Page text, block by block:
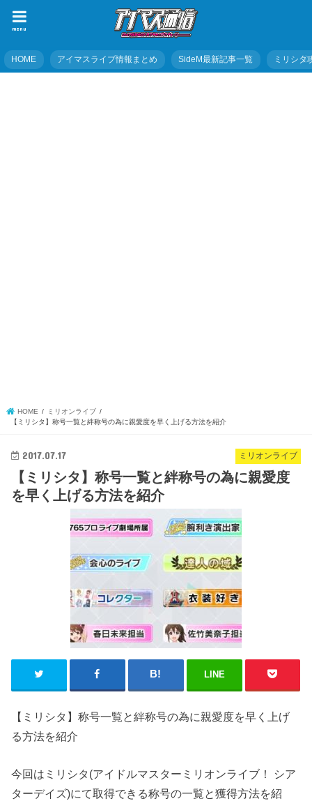
menu
HOME アイマスライブ情報まとめ SideM最新記事一覧 ミリシタ
HOME
ミリオンライブ
【ミリシタ】称号一覧と絆称号の為に親愛度を早く上げる方法を紹介
ミリオンライブ
2017.07.17
【ミリシタ】称号一覧と絆称号の為に親愛度
を早く上げる方法を紹介
LINE
【ミリシタ】称号一覧と絆称号の為に親愛度を早く上げ
る方法を紹介
今回はミリシタ(アイドルマスターミリオンライブ！ シア
ターデイズ)にて取得できる称号の一覧と獲得方法を紹